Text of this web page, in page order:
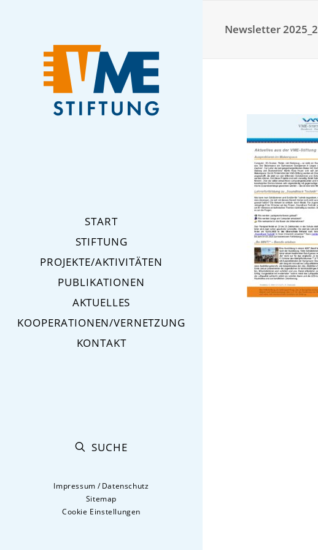
START
STIFTUNG
PROJEKTE/AKTIVITÄTEN
PUBLIKATIONEN
AKTUELLES
KOOPERATIONEN/VERNETZUNG
KONTAKT
SUCHE
Impressum /Datenschutz
Sitemap
Cookie Einstellungen
Newsletter 2025_2